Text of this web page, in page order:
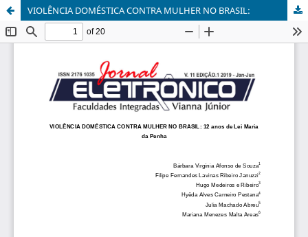
VIOLÊNCIA DOMÉSTICA CONTRA MULHER NO BRASIL: